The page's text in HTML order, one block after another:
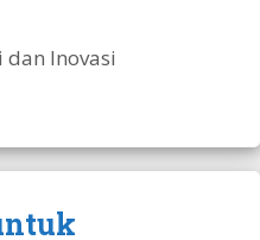
dan Inovasi